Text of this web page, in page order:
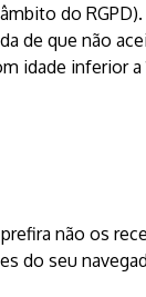
do
de que não
idade inferior
não os
do seu